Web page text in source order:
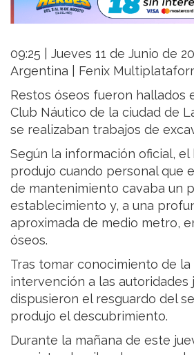
09:25 | Jueves 11 de Junio de
Argentina | Fenix
Restos óseos fueron hallados
Club Náutico de la ciudad de
se realizaban trabajos de
Según la información oficial, el
produjo cuando personal que
de mantenimiento cavaba un
establecimiento y, a una
aproximada de medio metro,
óseos.
Tras tomar conocimiento de la
intervención a las autoridades
dispusieron el resguardo del
produjo el descubrimiento.
Durante la mañana de este